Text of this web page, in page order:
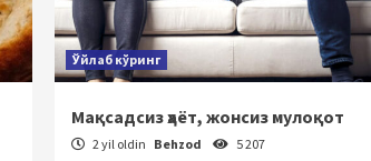
Ўйлаб кўринг
Мақсадсиз ҳаёт, жонсиз мулоқот
2 yil oldin Behzod 5 207